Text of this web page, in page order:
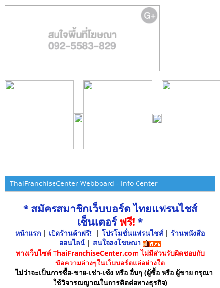
ThaiFranchiseCenter Webboard - Info Center
* สมัครสมาชิกเว็บบอร์ด ไทยแฟรนไชส์
เซ็นเตอร์ฟรี! *
หน้าแรก | เปิดร้านค้าฟรี! | โปรโมชั่นแฟรนไชส์ | ร้านหนังสือ
ออนไลน์ | สนใจลงโฆษณา
ทางเว็บไซต์ ThaiFranchiseCenter.com ไม่มีส่วนรับผิดชอบกับ
ข้อความต่างๆในเว็บบอร์ดแต่อย่างใด
ไม่ว่าจะเป็นการซื้อ-ขาย-เช่า-เซ้ง หรือ อื่นๆ (ผู้ซื้อ หรือ ผู้ขาย กรุณา
ใช้วิจารณญาณในการติดต่อทางธุรกิจ)